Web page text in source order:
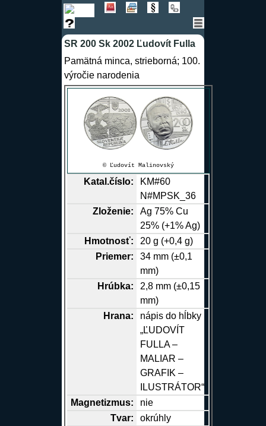
SR 200 Sk 2002 Ľudovít Fulla
Pamätná minca, strieborná; 100.
výročie narodenia
© Ľudovít Malinovský
Katal.číslo:
KM#60
N#MPSK_36
Zloženie:
Ag 75%Cu
25% (+1% Ag)
Hmotnosť:
20 g (+0,4 g)
Priemer:
34 mm (±0,1
mm)
Hrúbka:
2,8 mm (±0,15
mm)
Hrana:
nápis do hĺbky
„ĽUDOVÍT
FULLA –
MALIAR –
GRAFIK –
ILUSTRÁTOR“
Magnetizmus:
nie
Tvar:
okrúhly